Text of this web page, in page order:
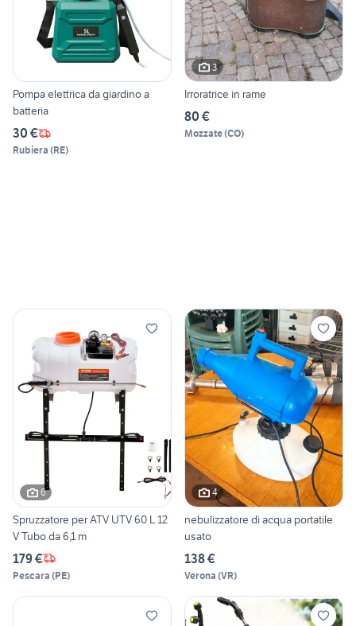
Pompa elettrica da giardino a
batteria
30 €
Rubiera (RE)
3
Irroratrice in rame
80 €
Mozzate(CO)
6
Spruzzatore per ATV UTV 60 L 12
V Tubo da 6,1 m
179 €
Pescara (PE)
4
nebulizzatore di acqua portatile
usato
138 €
Verona (VR)